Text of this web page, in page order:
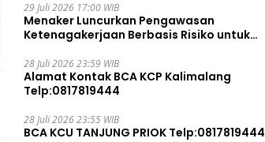
29 Juli 2026 17:00 WIB
Menaker Luncurkan Pengawasan
Ketenagakerjaan Berbasis Risiko untuk
28 Juli 2026 23:59 WIB
Alamat Kontak BCA KCP Kalimalang
Telp:0817819444
28 Juli 2026 23:55 WIB
BCA KCU TANJUNG PRIOK Telp:0817819444